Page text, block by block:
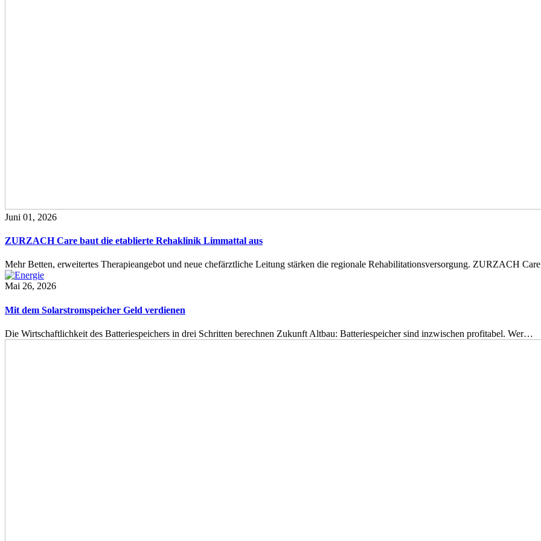
Juni 01, 2026
ZURZACH Care baut die etablierte Rehaklinik Limmattal aus
Mehr Betten, erweitertes Therapieangebot und neue chefärztliche Leitung stärken die regionale Rehabilitationsversorgung. ZURZACH
Mai 26, 2026
Mit dem Solarstromspeicher Geld verdienen
Die Wirtschaftlichkeit des Batteriespeichers in drei Schritten berechnen Zukunft Altbau: Batteriespeicher sind inzwischen profitabel. Wer…